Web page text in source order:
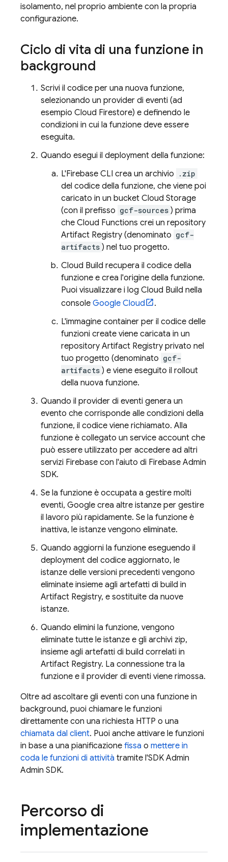
isolamento, nel proprio ambiente con la propria
configurazione.
Ciclo di vita di una funzione in
background
Scrivi il codice per una nuova funzione,
selezionando un provider di eventi (ad
esempio Cloud Firestore) e definendo le
condizioni in cui la funzione deve essere
eseguita.
Quando esegui il deployment della funzione:
L'Firebase CLI crea un archivio .zip
del codice della funzione, che viene poi
caricato in un bucket Cloud Storage
(con il prefisso gcf-sources ) prima
che Cloud Functions crei un repository
Artifact Registry (denominato gcf-
artifacts ) nel tuo progetto.
Cloud Build recupera il codice della
funzione e crea l'origine della funzione.
Puoi visualizzare i log Cloud Build nella
console Google Cloud
.
L'immagine container per il codice delle
funzioni create viene caricata in un
repository Artifact Registry privato nel
tuo progetto (denominato gcf-
artifacts ) e viene eseguito il rollout
della nuova funzione.
Quando il provider di eventi genera un
evento che corrisponde alle condizioni della
funzione, il codice viene richiamato. Alla
funzione è collegato un service account che
può essere utilizzato per accedere ad altri
servizi Firebase con l'aiuto di Firebase Admin
SDK.
Se la funzione è occupata a gestire molti
eventi, Google crea altre istanze per gestire
il lavoro più rapidamente. Se la funzione è
inattiva, le istanze vengono eliminate.
Quando aggiorni la funzione eseguendo il
deployment del codice aggiornato, le
istanze delle versioni precedenti vengono
eliminate insieme agli artefatti di build in
Artifact Registry, e sostituite da nuove
istanze.
Quando elimini la funzione, vengono
eliminate tutte le istanze e gli archivi zip,
insieme agli artefatti di build correlati in
Artifact Registry. La connessione tra la
funzione e il provider di eventi viene rimossa.
Oltre ad ascoltare gli eventi con una funzione in
background, puoi chiamare le funzioni
direttamente con una richiesta HTTP o una
chiamata dal client. Puoi anche attivare le funzioni
in base a una pianificazione fissa o mettere in
coda le funzioni di attività tramite l'SDK Admin
Admin SDK.
Percorso di
implementazione